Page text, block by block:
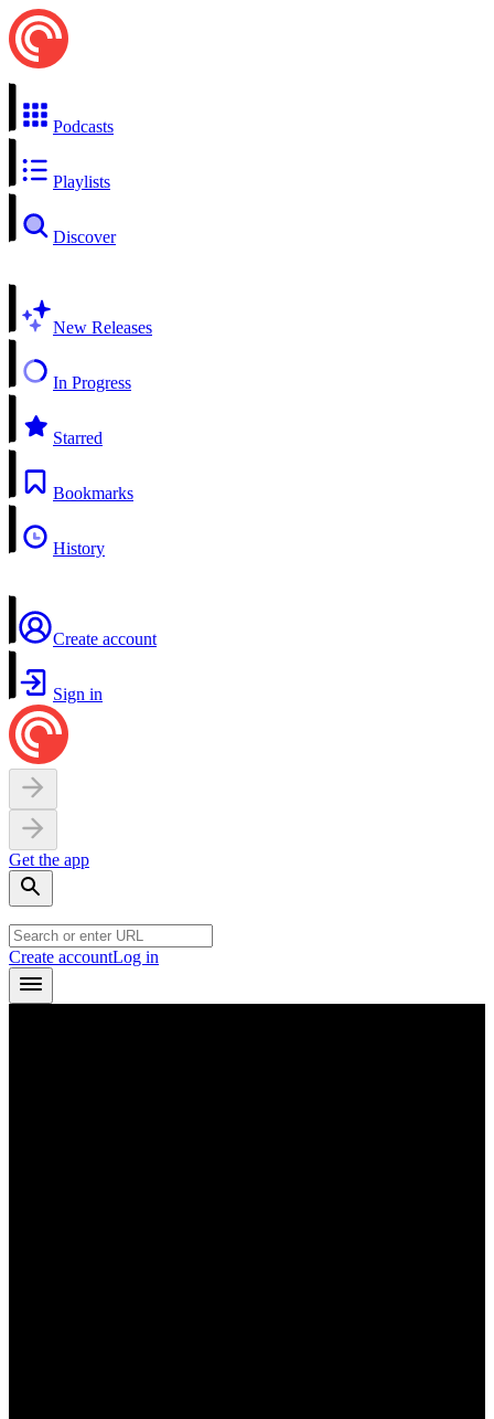
Podcasts
Playlists
Discover
New Releases
In Progress
Starred
Bookmarks
History
Create account
Sign in
Get the app
Create accountLog in